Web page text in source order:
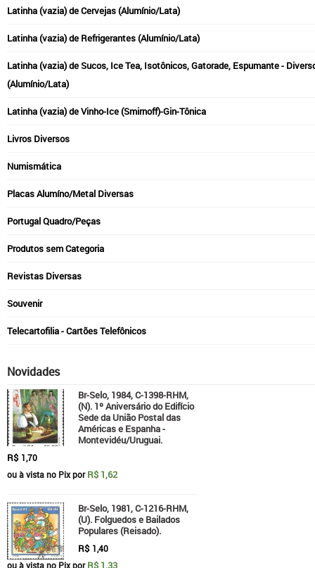
Latinha (vazia) de Cervejas (Alumínio/Lata)
Latinha (vazia) de Refrigerantes (Alumínio/Lata)
Latinha (vazia) de Sucos, Ice Tea, Isotônicos, Gatorade, Espumante -
(Alumínio/Lata)
Latinha (vazia) de Vinho-Ice (Smirnoff)-Gin-Tônica
Livros Diversos
Numismática
Placas Alumíno/Metal Diversas
Portugal Quadro/Peças
Produtos sem Categoria
Revistas Diversas
Souvenir
Telecartofilia - Cartões Telefônicos
Novidades
Br-Selo, 1984, C-1398-RHM,
(N). 1º Aniversário do Edifício
Sede da União Postal das
Américas e Espanha -
Montevidéu/Uruguai.
R$ 1,70
ou à vista no Pix porR$ 1,62
Br-Selo, 1981, C-1216-RHM,
(U). Folguedos e Bailados
Populares (Reisado).
R$ 1,40
ou à vista no Pix porR$ 1,33